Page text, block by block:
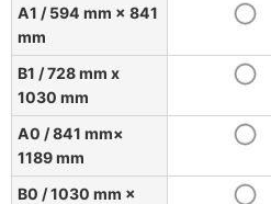
A1 / 594 mm × 841
mm
B1 / 728 mm x
1030 mm
A0 / 841 mm×
1189 mm
B0 / 1030 mm ×